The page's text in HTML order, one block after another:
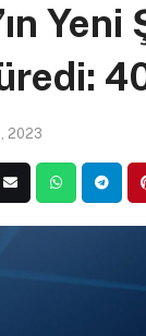
2023